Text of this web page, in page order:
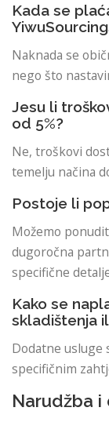
Kada se
Naknada se
nego što
Jesu li
od 5%?
Ne, troškovi
temelju načina
Postoje li
Možemo
dugoročna
specifične
Kako se
skladištenja
Dodatne usluge
specifičnim
Narudžba i